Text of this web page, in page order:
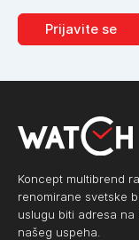
Prijavite se
Koncept multibrend
renomirane svetske
uslugu biti adresa na
našeg uspeha.